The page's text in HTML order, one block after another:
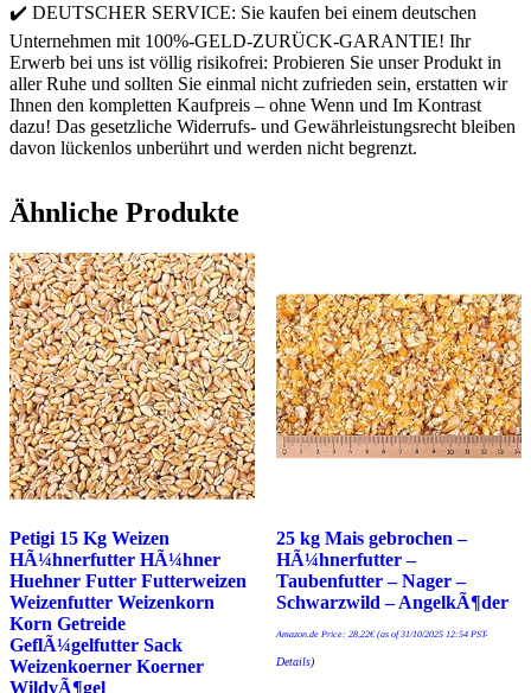
✔️ DEUTSCHER SERVICE: Sie kaufen bei einem deutschen
Unternehmen mit 100%-GELD-ZURÜCK-GARANTIE! Ihr
Erwerb bei uns ist völlig risikofrei: Probieren Sie unser Produkt in
aller Ruhe und sollten Sie einmal nicht zufrieden sein, erstatten wir
Ihnen den kompletten Kaufpreis – ohne Wenn und Im Kontrast
dazu! Das gesetzliche Widerrufs- und Gewährleistungsrecht bleiben
davon lückenlos unberührt und werden nicht begrenzt.
Ähnliche Produkte
Petigi 15 Kg Weizen
HÃ¼hnerfutter HÃ¼hner
Huehner Futter Futterweizen
Weizenfutter Weizenkorn
Korn Getreide
GeflÃ¼gelfutter Sack
Weizenkoerner Koerner
WildvÃ¶gel
25 kg Mais gebrochen –
HÃ¼hnerfutter –
Taubenfutter – Nager –
Schwarzwild – AngelkÃ¶der
Amazon.de Price: 28,22€(as of 31/10/2025 12:54 PST-
Details)